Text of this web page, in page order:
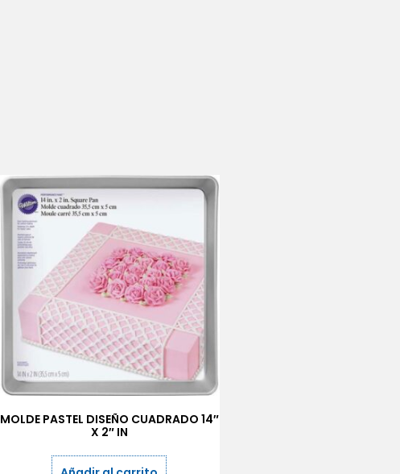
MOLDE PASTEL DISEÑO CUADRADO 14″
X 2″ IN